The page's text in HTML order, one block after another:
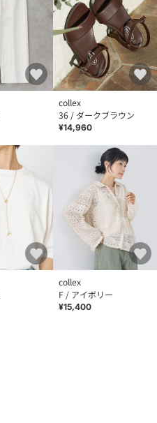
collex
36 / ダークブラウン
¥14,960
collex
F / アイボリー
¥15,400